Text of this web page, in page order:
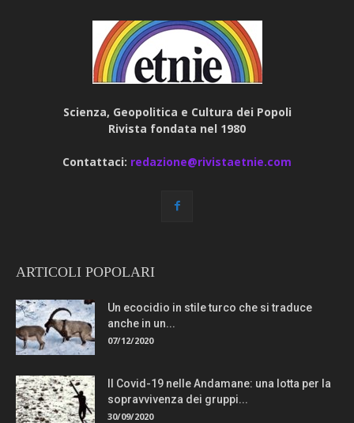
Scienza, Geopolitica e Cultura dei Popoli
Rivista fondata nel 1980
Contattaci: redazione@rivistaetnie.com
ARTICOLI POPOLARI
Un ecocidio in stile turco che si traduce
anche in un...
07/12/2020
Il Covid-19 nelle Andamane: una lotta per la
sopravvivenza dei gruppi...
30/09/2020